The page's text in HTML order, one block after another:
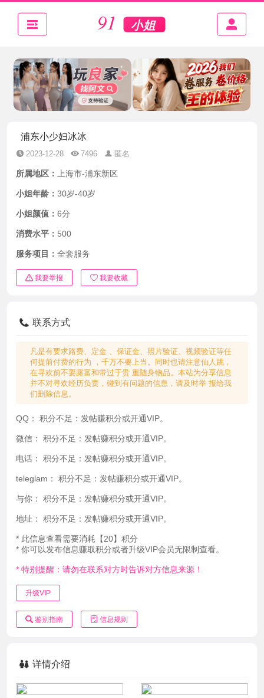
浦东小少妇冰冰
2023-12-28 7496 匿名
所属地区： 上海市-浦东新区
小姐年龄： 30岁-40岁
小姐颜值： 6分
消费水平： 500
服务项目： 全套服务
我要举报 我要收藏
联系方式
凡是有要求路费、定金 、保证金、照片验证、视频验证等任
何提前付费的行为 ，千万不要上当。同时也请注意仙人跳，
在寻欢前不要露富和带过于贵 重随身物品。本站为分享信息
并不对寻欢经历负责，碰到有问题的信息，请及时举 报给我
们删除信息。
QQ： 积分不足：发帖赚积分或开通VIP。
微信： 积分不足：发帖赚积分或开通VIP。
电话： 积分不足：发帖赚积分或开通VIP。
teleglam： 积分不足：发帖赚积分或开通VIP。
与你： 积分不足：发帖赚积分或开通VIP。
地址： 积分不足：发帖赚积分或开通VIP。
* 此信息查看需要消耗【20】积分
* 你可以发布信息赚取积分或者升级VIP会员无限制查看。
* 特别提醒：请勿在联系对方时告诉对方信息来源！
升级VIP
鉴别指南 信息规则
详情介绍